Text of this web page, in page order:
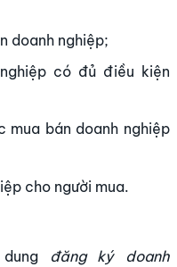
doanh nghiệp;
có đủ điều kiện
mua bán doanh nghiệp
cho người mua.
đăng ký doanh